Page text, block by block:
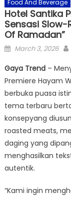
Food And Beverage
Hotel Santika
Sensasi
Of Ramadan”
Posted
March 3, 2026
Gaya Trend–
Premiere Hayam
berbuka puasa
tema terbaru
konsepyang
roasted meats,
daging yang
menghasilkan
autentik.
“Kami ingin